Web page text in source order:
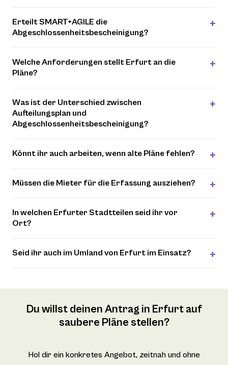
Erteilt SMART+AGILE die
Abgeschlossenheitsbescheinigung?
Welche Anforderungen stellt Erfurt an die
Pläne?
Was ist der Unterschied zwischen
Aufteilungsplan und
Abgeschlossenheitsbescheinigung?
Könnt ihr auch arbeiten, wenn alte Pläne fehlen?
Müssen die Mieter für die Erfassung ausziehen?
In welchen Erfurter Stadtteilen seid ihr vor
Ort?
Seid ihr auch im Umland von Erfurt im Einsatz?
Du willst deinen Antrag in Erfurt auf
saubere Pläne stellen?
Hol dir ein konkretes Angebot, zeitnah und ohne